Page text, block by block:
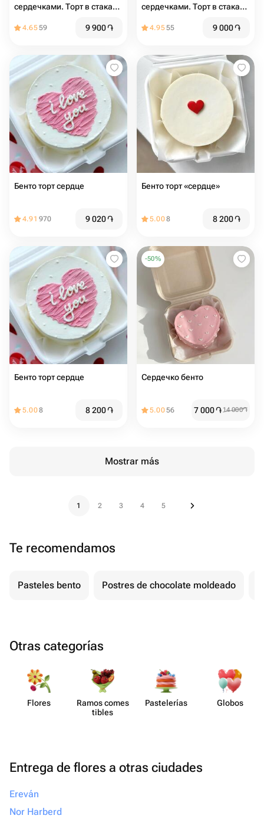
сердечками. Торт в стакане
4.6559 9 900֏
сердечками. Торт в стакане
4.9555 9 000֏
Бенто торт сердце
4.91 970 9 020֏
Бенто торт «сердце»
5.008 8 200֏
Бенто торт сердце
5.008 8 200֏
-50%
Сердечко бенто ️
5.0056 7 000֏14 000֏
Mostrar más
1 2 3 4 5
Te recomendamos
Pasteles bento Postres de chocolate moldeado
Otras categorías
Flores
Ramos comes​
tibles
Paste​lerías Globos
Entrega de flores a otras ciudades
Ereván
Nor Harberd